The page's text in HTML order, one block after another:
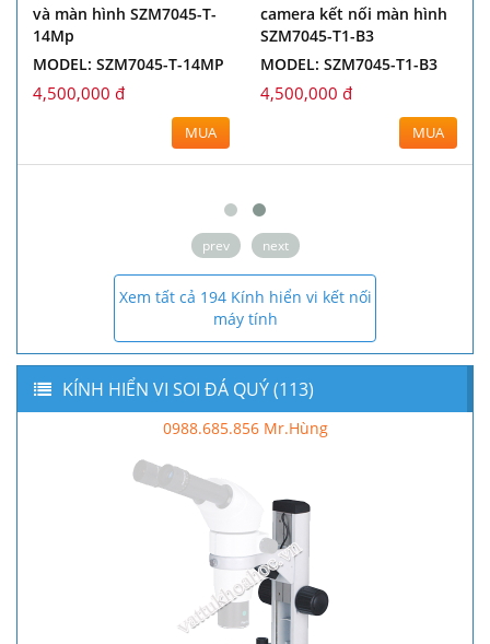
và màn hình SZM7045-T-
14Mp
MODEL: SZM7045-T-14MP
4,500,000 đ
MUA
camera kết nối màn hình
SZM7045-T1-B3
MODEL: SZM7045-T1-B3
4,500,000 đ
MUA
prev next
Xem tất cả 194 Kính hiển vi kết nối
máy tính
KÍNH HIỂN VI SOI ĐÁ QUÝ (113)
0988.685.856 Mr.Hùng